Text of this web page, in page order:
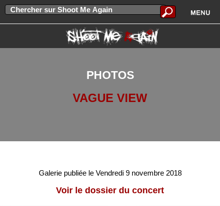
PHOTOS
VAGUE VIEW
Galerie publiée le Vendredi 9 novembre 2018
Voir le dossier du concert